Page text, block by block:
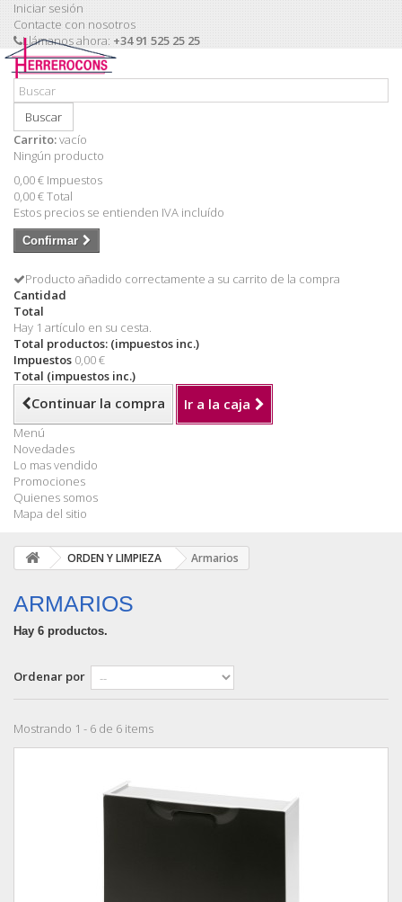
Iniciar sesión
Contacte con nosotros
Llámanos ahora: +34 91 525 25 25
Buscar
Carrito:vacío
Ningún producto
0,00 € Impuestos
0,00 €Total
Estos precios se entienden IVA incluído
Confirmar
Producto añadido correctamente a su carrito de la compra
Cantidad
Total
Hay 1 artículo en su cesta.
Total productos: (impuestos inc.)
Impuestos 0,00 €
Total (impuestos inc.)
Continuar la compra Ir a la caja
Menú
Novedades
Lo mas vendido
Promociones
Quienes somos
Mapa del sitio
ORDEN Y LIMPIEZA Armarios
ARMARIOS
Hay 6 productos.
Ordenar por
Mostrando 1 - 6 de 6 items